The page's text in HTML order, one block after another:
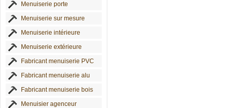
Menuiserie porte
Menuiserie sur mesure
Menuiserie intérieure
Menuiserie extérieure
Fabricant menuiserie PVC
Fabricant menuiserie alu
Fabricant menuiserie bois
Menuisier agenceur